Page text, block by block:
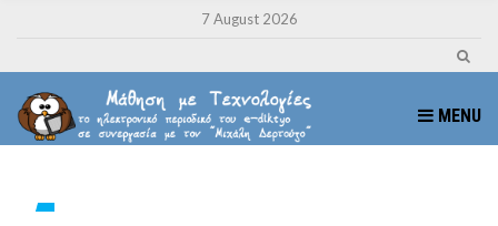
7 August 2026
MENU